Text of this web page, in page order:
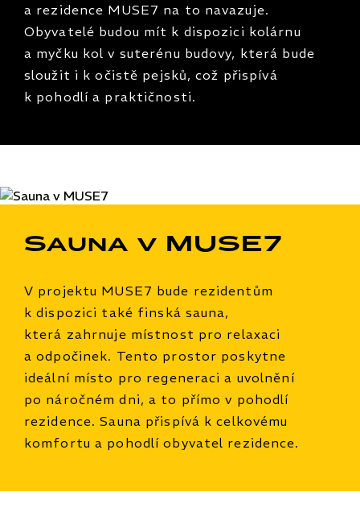
a rezidence MUSE7 na to navazuje.
Obyvatelé budou mít k dispozici kolárnu
a myčku kol v suterénu budovy, která bude
sloužit i k očistě pejsků, což přispívá
k pohodlí a praktičnosti.
Sauna v MUSE7
V projektu MUSE7 bude rezidentům
k dispozici také finská sauna,
která zahrnuje místnost pro relaxaci
a odpočinek. Tento prostor poskytne
ideální místo pro regeneraci a uvolnění
po náročném dni, a to přímo v pohodlí
rezidence. Sauna přispívá k celkovému
komfortu a pohodlí obyvatel rezidence.